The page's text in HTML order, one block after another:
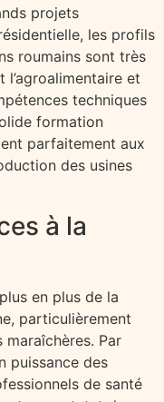
projets
les profils
roumains sont très
l’agroalimentaire et
techniques
formation
parfaitement aux
des usines
à la
en plus de la
particulièrement
Par
puissance des
de santé